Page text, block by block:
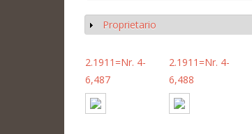
Mostrar
Proprietario
2.1911=Nr. 4-
6,487
2.1911=Nr. 4-
6,488